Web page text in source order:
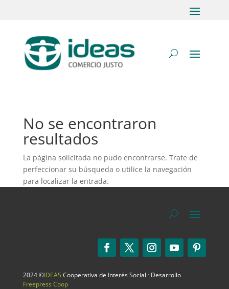
No se encontraron
resultados
La página solicitada no pudo encontrarse. Trate de
perfeccionar su búsqueda o utilice la navegación
para localizar la entrada.
2024 ©IDEAS Cooperativa de Interés Social · Desarrollo
Freepress Coop